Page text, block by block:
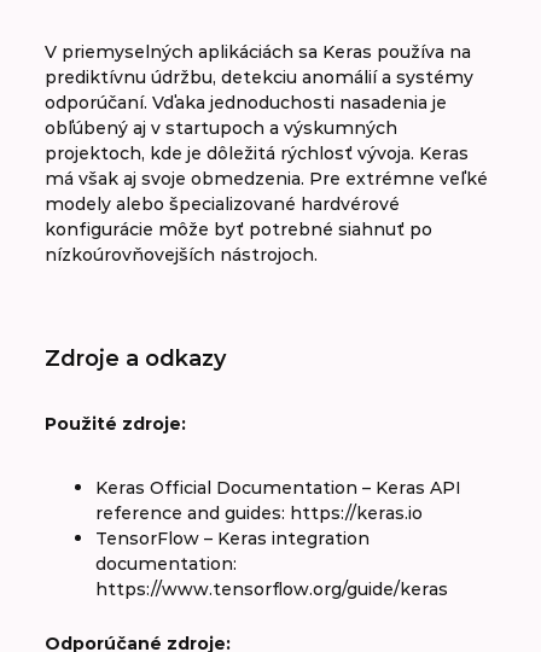
V priemyselných aplikáciách sa Keras používa na
prediktívnu údržbu, detekciu anomálií a systémy
odporúčaní. Vďaka jednoduchosti nasadenia je
obľúbený aj v startupoch a výskumných
projektoch, kde je dôležitá rýchlosť vývoja. Keras
má však aj svoje obmedzenia. Pre extrémne veľké
modely alebo špecializované hardvérové
konfigurácie môže byť potrebné siahnuť po
nízkoúrovňovejších nástrojoch.
Zdroje a odkazy
Použité zdroje:
Keras Official Documentation – Keras API
reference and guides: https://keras.io
TensorFlow – Keras integration
documentation:
https://www.tensorflow.org/guide/keras
Odporúčané zdroje: